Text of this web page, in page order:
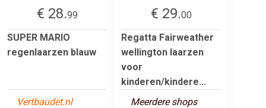
€ 28.99
SUPER MARIO
regenlaarzen blauw
Vertbaudet.nl
€ 29.00
Regatta Fairweather
wellington laarzen
voor
kinderen/kindere...
Meerdere shops